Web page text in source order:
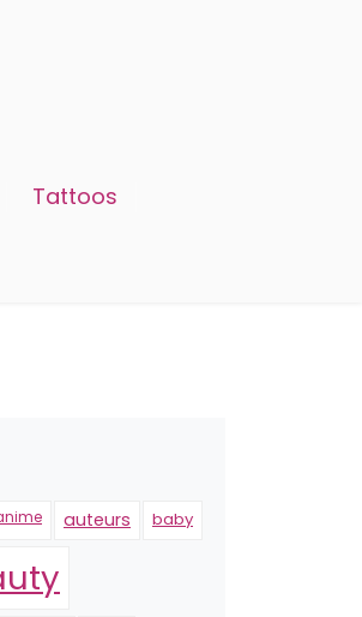
Tattoos
auteurs baby